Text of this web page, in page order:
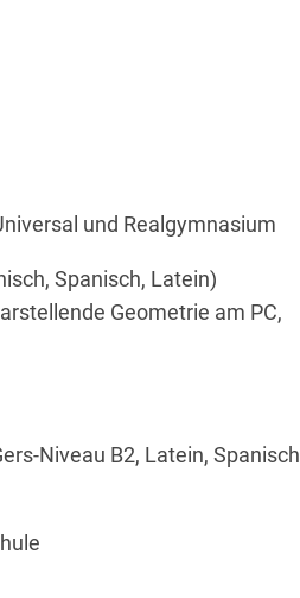
und Realgymnasium
Spanisch, Latein)
Geometrie am PC,
Niveau B2, Latein, Spanisch